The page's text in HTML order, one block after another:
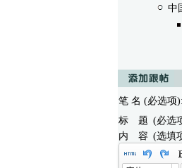
中
笔 名 (必选项):
标 题 (必选
内 容 (选填